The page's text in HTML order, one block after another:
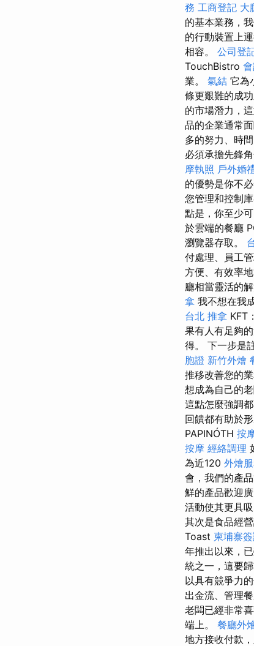
務 工商登記 大
的基本業務，
的行動裝置上運
相容。 公司登
TouchBistro
業。 氣結 它為
條更艱難的成
的市場潛力，
品的企業通常
多的努力、時
必須承擔先鋒
摩執照 戶外婚
的優勢是你不
您管理和控制
點是，你至少
於雲端的餐廳
瀏覽器存取。
付處理、員工
方便、有效率
廳相當靈活的
拿 我不想在我
台北 推拿 KFT
果有人有足夠
得。 下一步是
胞證 新竹外燴
推移改善您的
想成為自己的
這點怎麼強調
回饋都有助於
PAPINÓTH 按
按摩 經絡調理
為近120 外燴
會，我們的產
鮮的產品歡迎
活動使其更具
其次是食品經
Toast 柬埔寨
年推出以來，
統之一，這要
以具有競爭力
出金流、管理
老闆已經非常
端上。 餐廳外
地方接收付款